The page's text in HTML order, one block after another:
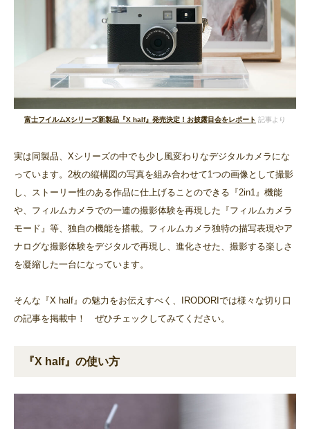
富士フイルムXシリーズ新製品『X half』発売決定！お披露目会をレポート 記事より
実は同製品、Xシリーズの中でも少し風変わりなデジタルカメラにな
っています。2枚の縦構図の写真を組み合わせて1つの画像として撮影
し、ストーリー性のある作品に仕上げることのできる『2in1』機能
や、フィルムカメラでの一連の撮影体験を再現した『フィルムカメラ
モード』等、独自の機能を搭載。フィルムカメラ独特の描写表現やア
ナログな撮影体験をデジタルで再現し、進化させた、撮影する楽しさ
を凝縮した一台になっています。
そんな『X half』の魅力をお伝えすべく、IRODORIでは様々な切り口
の記事を掲載中！ ぜひチェックしてみてください。
『X half』の使い方